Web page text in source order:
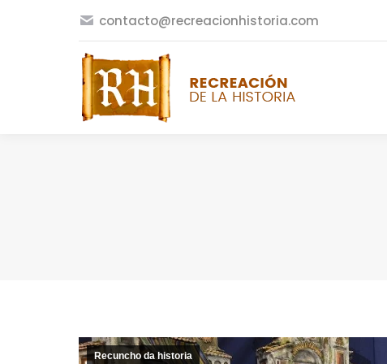
contacto@recreacionhistoria.com
Recuncho da historia